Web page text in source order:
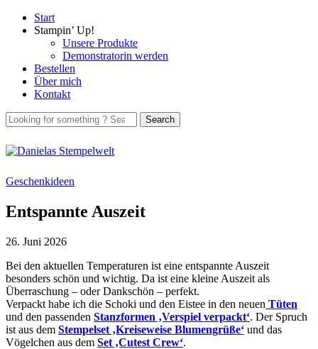
Start
Stampin’ Up!
Unsere Produkte
Demonstratorin werden
Bestellen
Über mich
Kontakt
Geschenkideen
Entspannte Auszeit
26. Juni 2026
Bei den aktuellen Temperaturen ist eine entspannte Auszeit
besonders schön und wichtig. Da ist eine kleine Auszeit als
Überraschung – oder Dankschön – perfekt.
Verpackt habe ich die Schoki und den Eistee in den neuen Tüten
und den passenden Stanzformen ‚Verspiel verpackt‘. Der Spruch
ist aus dem Stempelset ‚Kreiseweise Blumengrüße‘ und das
Vögelchen aus dem Set ‚Cutest Crew‘.